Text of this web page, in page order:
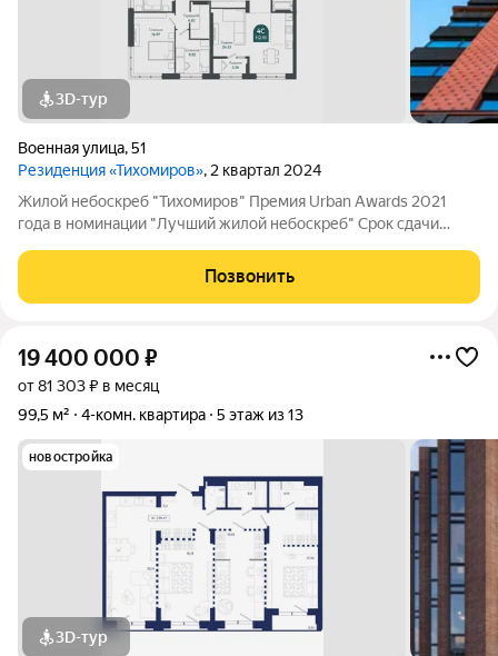
3D-тур
Военная улица,51
Резиденция «Тихомиров», 2 квартал 2024
Жилой небоскреб "Тихомиров" Премия Urban Awards 2021
года в номинации "Лучший жилой небоскреб" Срок сдачи
работать, не задумываясь о бытовых вопросах.
Позвонить
19 400 000 ₽
от 81 303 ₽ в месяц
99,5 м²
4-комн. квартира 5 этаж из 13
новостройка
3D-тур